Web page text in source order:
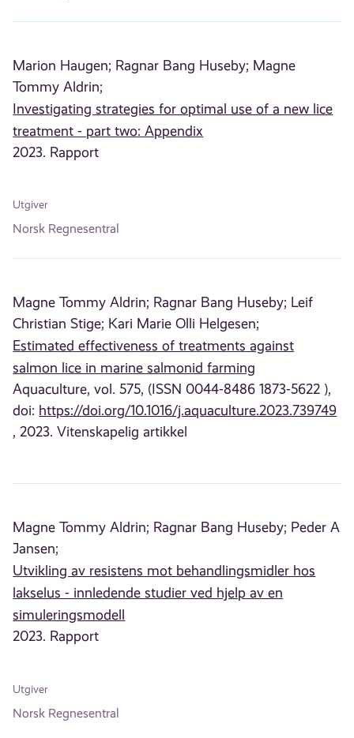
Marion Haugen; Ragnar Bang Huseby; Magne
Tommy Aldrin;
Investigating strategies for optimal use of a new lice
treatment - part two: Appendix
2023. Rapport
Utgiver
Norsk Regnesentral
Magne Tommy Aldrin; Ragnar Bang Huseby; Leif
Christian Stige; Kari Marie Olli Helgesen;
Estimated effectiveness of treatments against
salmon lice in marine salmonid farming
Aquaculture, vol. 575, (ISSN 0044-8486 1873-5622 ),
doi: https://doi.org/10.1016/j.aquaculture.2023.739749
, 2023. Vitenskapelig artikkel
Magne Tommy Aldrin; Ragnar Bang Huseby; Peder A
Jansen;
Utvikling av resistens mot behandlingsmidler hos
lakselus - innledende studier ved hjelp av en
simuleringsmodell
2023. Rapport
Utgiver
Norsk Regnesentral